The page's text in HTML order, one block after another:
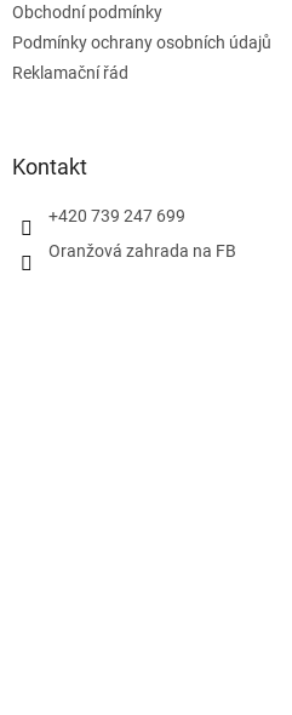
Obchodní podmínky
Podmínky ochrany osobních údajů
Reklamační řád
Kontakt
+420 739 247 699
Oranžová zahrada na FB